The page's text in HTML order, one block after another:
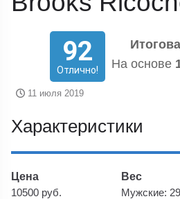
92
Отлично!
На основе
11 июля 2019
Характеристики
Цена
10500 руб.
Вес
Мужские: